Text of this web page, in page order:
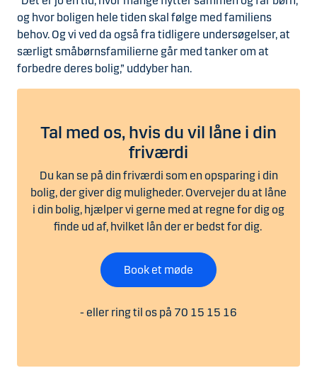
og hvor boligen hele tiden skal følge med familiens
behov. Og vi ved da også fra tidligere undersøgelser, at
særligt småbørnsfamilierne går med tanker om at
forbedre deres bolig,” uddyber han.
Tal med os, hvis du vil låne i din
friværdi
Du kan se på din friværdi som en opsparing i din
bolig, der giver dig muligheder. Overvejer du at låne
i din bolig, hjælper vi gerne med at regne for dig og
finde ud af, hvilket lån der er bedst for dig.
Book et møde
- eller ring til os på 70 15 15 16